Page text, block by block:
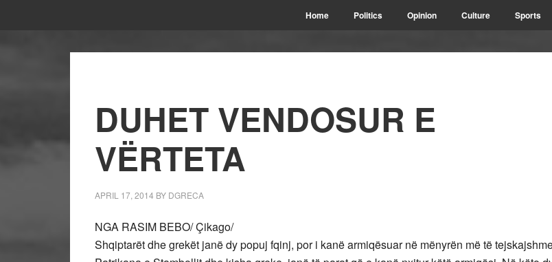
Home Politics Opinion Culture Sports
DUHET VENDOSUR E
VËRTETA
APRIL 17, 2014 BY DGRECA
NGA RASIM BEBO/ Çikago/
Shqiptarët dhe grekët janë dy popuj fqinj, por i kanë armiqësuar në mënyrën më të